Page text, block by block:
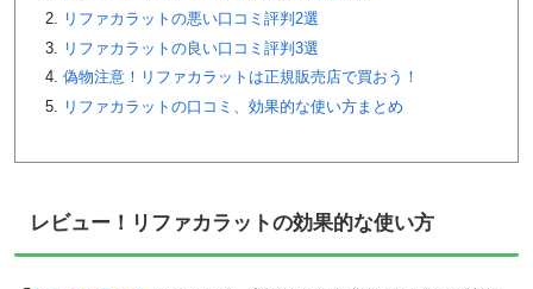
リファカラットの悪い口コミ評判2選
リファカラットの良い口コミ評判3選
偽物注意！リファカラットは正規販売店で買おう！
リファカラットの口コミ、効果的な使い方まとめ
レビュー！リファカラットの効果的な使い方